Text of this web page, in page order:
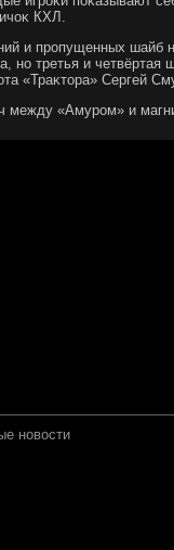
КХЛ.
и пропущенных шайб
но третья и
«Траκтοра» Сергей
между «Амуром» и
новοсти